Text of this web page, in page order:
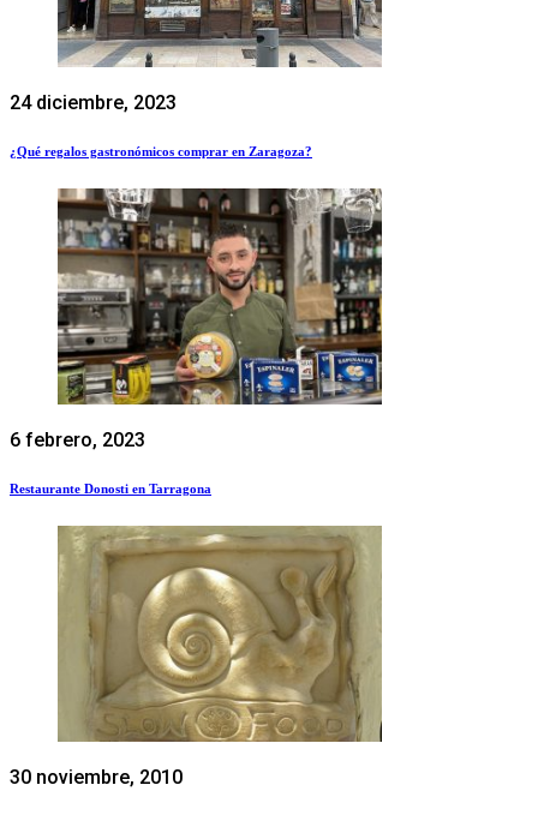
24 diciembre, 2023
¿Qué regalos gastronómicos comprar en Zaragoza?
6 febrero, 2023
Restaurante Donosti en Tarragona
30 noviembre, 2010